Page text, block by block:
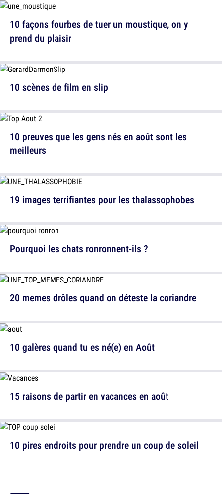
10 scènes de film en slip
19 images terrifiantes pour les thalassophobes
20 memes drôles quand on déteste la coriandre
15 raisons de partir en vacances en août
10 façons fourbes de tuer un moustique, on y
prend du plaisir
10 preuves que les gens nés en août sont les
meilleurs
Pourquoi les chats ronronnent-ils ?
10 galères quand tu es né(e) en Août
10 pires endroits pour prendre un coup de soleil